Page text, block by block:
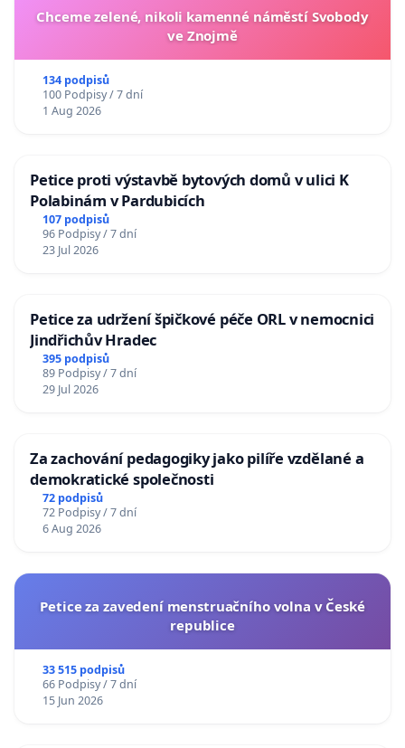
Chceme zelené, nikoli kamenné náměstí Svobody
ve Znojmě
134 podpisů
100 Podpisy / 7 dní
1 Aug 2026
Petice proti výstavbě bytových domů v ulici K
Polabinám v Pardubicích
107 podpisů
96 Podpisy / 7 dní
23 Jul 2026
Petice za udržení špičkové péče ORL v nemocnici
Jindřichův Hradec
395 podpisů
89 Podpisy / 7 dní
29 Jul 2026
Za zachování pedagogiky jako pilíře vzdělané a
demokratické společnosti
72 podpisů
72 Podpisy / 7 dní
6 Aug 2026
Petice za zavedení menstruačního volna v České
republice
33 515 podpisů
66 Podpisy / 7 dní
15 Jun 2026